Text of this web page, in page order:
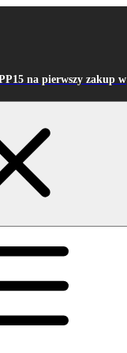
na pierwszy zakup w